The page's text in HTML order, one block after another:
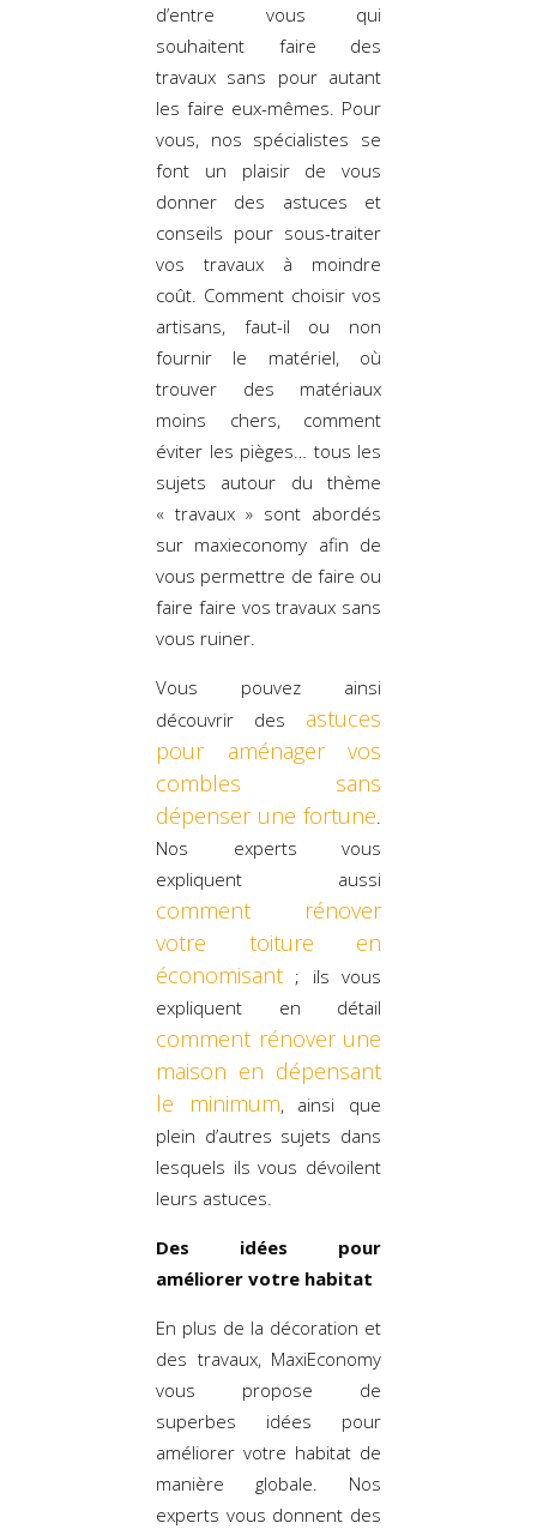
d’entre vous qui
souhaitent faire des
travaux sans pour autant
les faire eux-mêmes. Pour
vous, nos spécialistes se
font un plaisir de vous
donner des astuces et
conseils pour sous-traiter
vos travaux à moindre
coût. Comment choisir vos
artisans, faut-il ou non
fournir le matériel, où
trouver des matériaux
moins chers, comment
éviter les pièges… tous les
sujets autour du thème
« travaux » sont abordés
sur maxieconomy afin de
vous permettre de faire ou
faire faire vos travaux sans
vous ruiner.
Vous pouvez ainsi
découvrir des astuces
pour aménager vos
combles sans
dépenser une fortune.
Nos experts vous
expliquent aussi
comment rénover
votre toiture en
économisant ; ils vous
expliquent en détail
comment rénover une
maison en dépensant
le minimum, ainsi que
plein d’autres sujets dans
lesquels ils vous dévoilent
leurs astuces.
Des idées pour
améliorer votre habitat
En plus de la décoration et
des travaux, MaxiEconomy
vous propose de
superbes idées pour
améliorer votre habitat de
manière globale. Nos
experts vous donnent des